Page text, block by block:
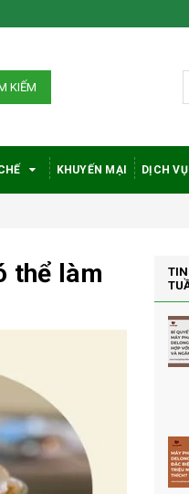
KIẾM
KHUYẾN MẠI DỊCH VỤ
thể làm
phê?
10/06/2026
Bí quyết chọn mua
cà phê hạt rang
mộc thơm ngon,